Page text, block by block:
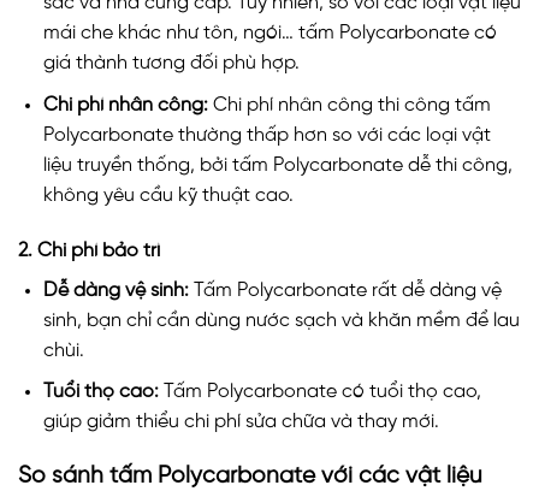
mái che khác như tôn, ngói… tấm Polycarbonate có
giá thành tương đối phù hợp.
Chi phí nhân công:Chi phí nhân công thi công tấm
Polycarbonate thường thấp hơn so với các loại vật
liệu truyền thống, bởi tấm Polycarbonate dễ thi công,
không yêu cầu kỹ thuật cao.
2. Chi phí bảo trì
Dễ dàng vệ sinh:Tấm Polycarbonate rất dễ dàng vệ
sinh, bạn chỉ cần dùng nước sạch và khăn mềm để lau
chùi.
Tuổi thọ cao:Tấm Polycarbonate có tuổi thọ cao,
giúp giảm thiểu chi phí sửa chữa và thay mới.
So sánh tấm Polycarbonate với các vật liệu